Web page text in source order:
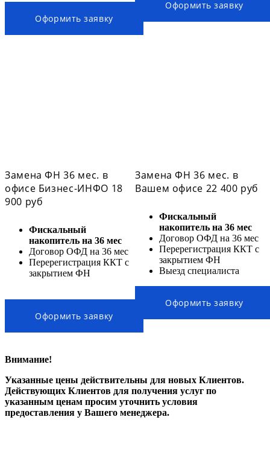
Оформить заявку
Оформить заявку
Замена ФН 36 мес. в
офисе Бизнес-ИНФО 18
900 руб
Фискальный
накопитель на 36 мес
Договор ОФД на 36 мес
Перерегистрация ККТ с
закрытием ФН
Оформить заявку
Замена ФН 36 мес. в
Вашем офисе 22 400 руб
Фискальный
накопитель на 36 мес
Договор ОФД на 36 мес
Перерегистрация ККТ с
закрытием ФН
Выезд специалиста
Оформить заявку
Внимание!
Указанные цены действительны для новых Клиентов.
Действующих Клиентов для получения услуг по
указанным ценам просим уточнить условия
предоставления у Вашего менеджера.